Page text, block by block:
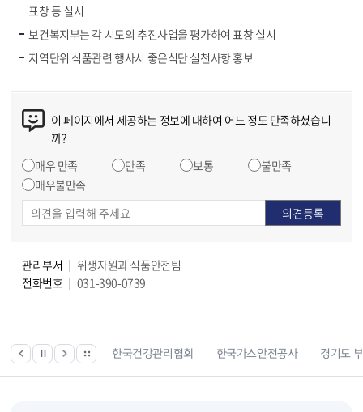
표창 등 실시
보건복지부는 각 시도의 추진사업을 평가하여 표창 실시
지역단위 식품관련 행사시 좋은식단 실천사항 홍보
이 페이지에서 제공하는 정보에 대하여 어느 정도 만족하셨습니
까?
매우 만족
만족 보통
불만족
매우불만족
관리부서
위생자원과 식품안전팀
전화번호
031-390-0739
등 위치찾기서비스 한국건강관리협회 한국가스안전공사 경기도